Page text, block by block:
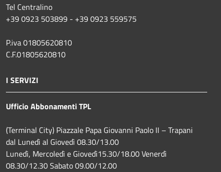
Tel Centralino
+39 0923 503899 - +39 0923 559575
P.iva 01805620810
C.F.01805620810
I SERVIZI
Ufficio Abbonamenti TPL
(Terminal City) Piazzale Papa Giovanni Paolo II – Trapani
dal Lunedì al Giovedì 08.30/13.00
Lunedì, Mercoledì e Giovedì15.30/18.00 Venerdì
08.30/12.30 Sabato 09.00/12.00